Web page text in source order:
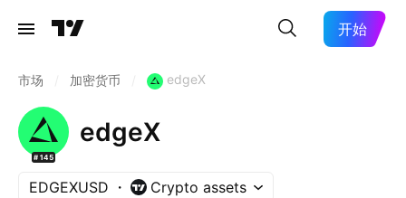
开始
市场 加密货币 edgeX
#145
edgeX
EDGEXUSD Crypto assets